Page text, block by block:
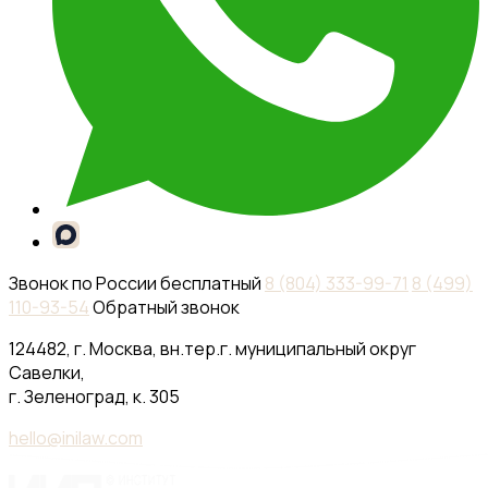
Обратный
звонок
124482,
г.
Москва,
вн.тер.г.
муниципальный
округ
г.